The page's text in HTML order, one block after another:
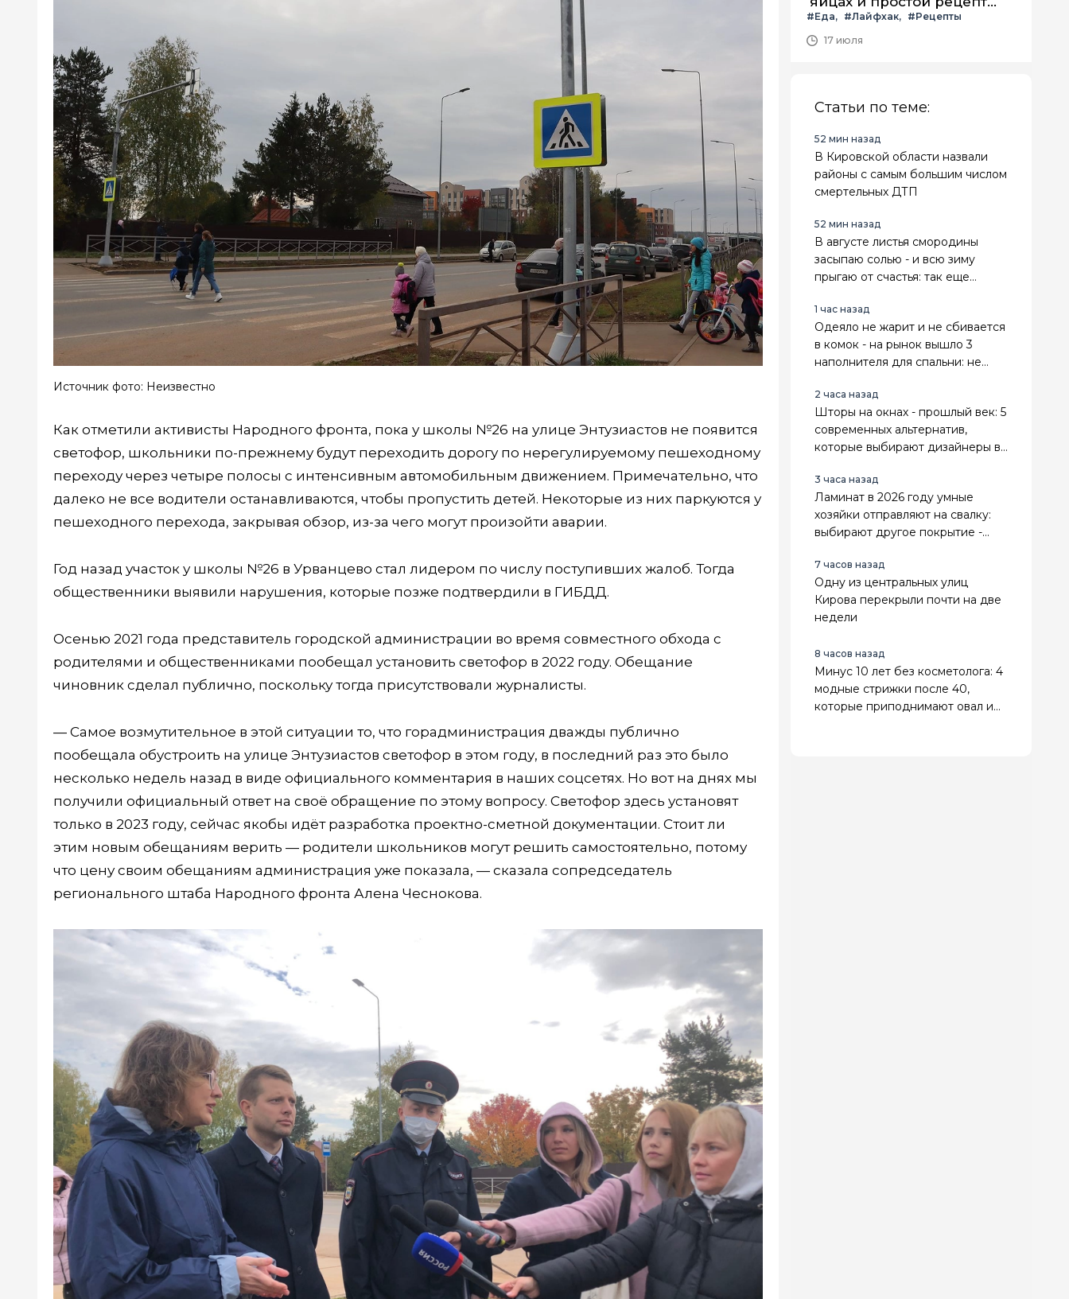
Источник фото: Неизвестно
Как отметили активисты Народного фронта, пока у школы №26 на улице Энтузиастов не появится
светофор, школьники по-прежнему будут переходить дорогу по нерегулируемому пешеходному
переходу через четыре полосы с интенсивным автомобильным движением. Примечательно, что
далеко не все водители останавливаются, чтобы пропустить детей. Некоторые из них паркуются у
пешеходного перехода, закрывая обзор, из-за чего могут произойти аварии.
Год назад участок у школы №26 в Урванцево стал лидером по числу поступивших жалоб. Тогда
общественники выявили нарушения, которые позже подтвердили в ГИБДД.
Осенью 2021 года представитель городской администрации во время совместного обхода с
родителями и общественниками пообещал установить светофор в 2022 году. Обещание
чиновник сделал публично, поскольку тогда присутствовали журналисты.
— Самое возмутительное в этой ситуации то, что горадминистрация дважды публично
пообещала обустроить на улице Энтузиастов светофор в этом году, в последний раз это было
несколько недель назад в виде официального комментария в наших соцсетях. Но вот на днях мы
получили официальный ответ на своё обращение по этому вопросу. Светофор здесь установят
только в 2023 году, сейчас якобы идёт разработка проектно-сметной документации. Стоит ли
этим новым обещаниям верить — родители школьников могут решить самостоятельно, потому
что цену своим обещаниям администрация уже показала, — сказала сопредседатель
регионального штаба Народного фронта Алена Чеснокова.
летнего салата с ним
#Еда #Лайфхак
#Рецепты
17 июля
Статьи по теме:
52 мин назад
В Кировской области назвали
районы с самым большим числом
смертельных ДТП
52 мин назад
В августе листья смородины
засыпаю солью - и всю зиму
прыгаю от счастья: так еще
1 час назад
Одеяло не жарит и не сбивается
в комок - на рынок вышло 3
наполнителя для спальни: не
дольше
2 часа назад
Шторы на окнах - прошлый век: 5
современных альтернатив,
которые выбирают дизайнеры в
3 часа назад
Ламинат в 2026 году умные
хозяйки отправляют на свалку:
выбирают другое покрытие -
7 часов назад
Одну из центральных улиц
Кирова перекрыли почти на две
недели
8 часов назад
Минус 10 лет без косметолога: 4
модные стрижки после 40,
которые приподнимают овал и